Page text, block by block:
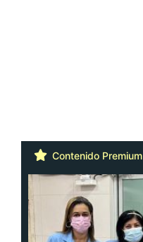
Contenido Premium